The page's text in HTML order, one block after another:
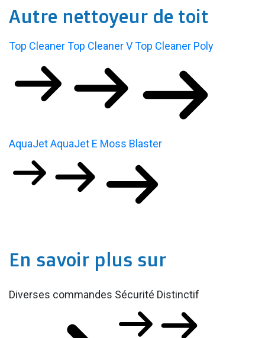
Autre nettoyeur de toit
Top CleanerTop Cleaner VTop Cleaner Poly
AquaJetAquaJet E Moss Blaster
En savoir plus sur
Diverses commandes Sécurité Distinctif